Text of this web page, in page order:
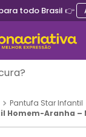
todo Brasil 👉
Pantufa Star Infantil
Homem-Aranha –